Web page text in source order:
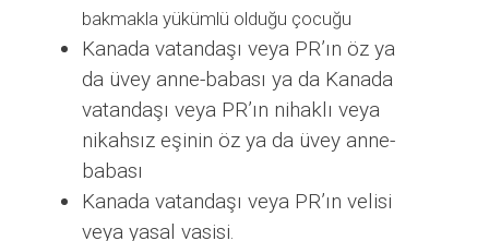
bakmakla yükümlü olduğu çocuğu
Kanada vatandaşı veya PR’ın öz ya
da üvey anne-babası ya da Kanada
vatandaşı veya PR’ın nihaklı veya
nikahsız eşinin öz ya da üvey anne-
babası
Kanada vatandaşı veya PR’ın velisi
veya yasal vasisi.